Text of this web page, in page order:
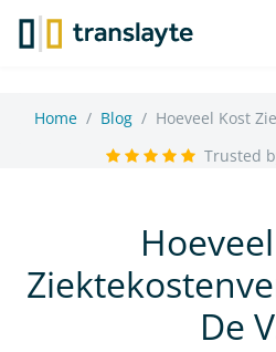
Home Blog
Hoeveel Kost
Trusted
De